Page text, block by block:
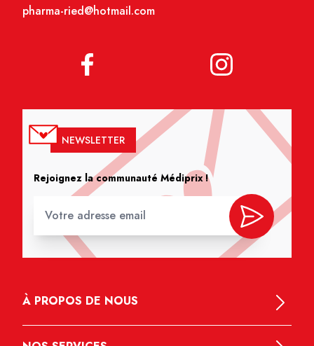
pharma-ried@hotmail.com
NEWSLETTER
Rejoignez la communauté Médiprix !
À PROPOS DE NOUS